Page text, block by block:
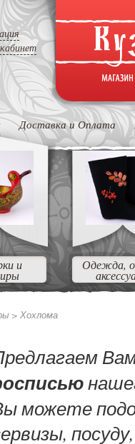
Доставка и Оплата
и Одежда,
> Хохлома
можете